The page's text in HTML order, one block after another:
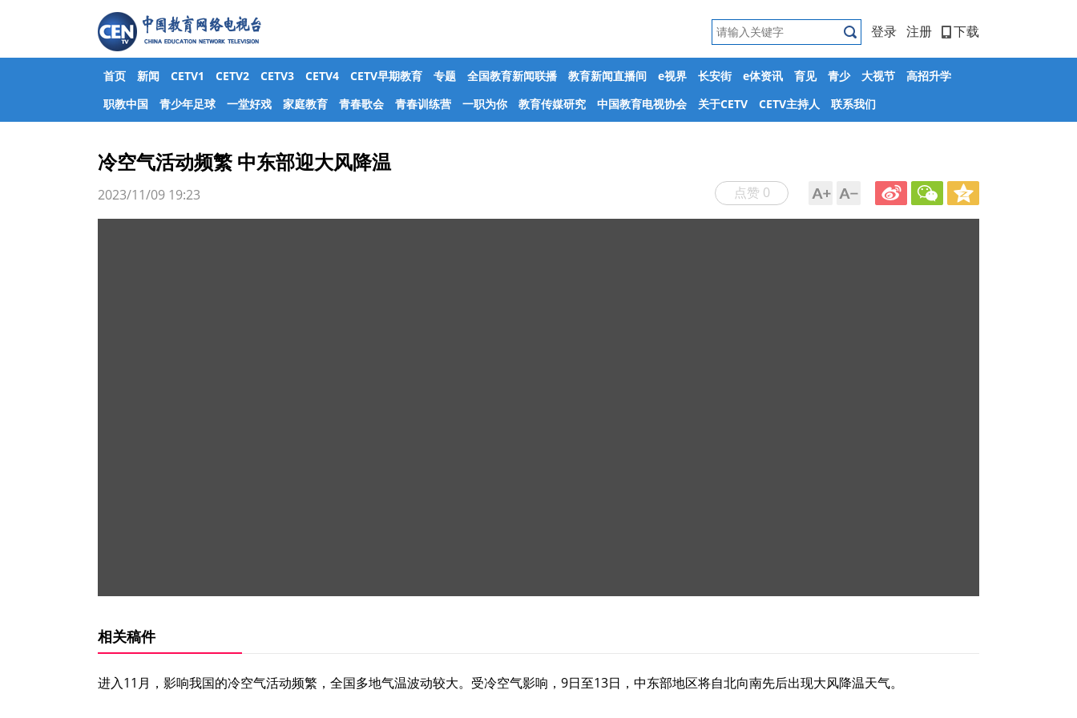
登录 注册 下载
首页 新闻 CETV1 CETV2 CETV3 CETV4 CETV早期教育 专题 全国教育新闻联播 教育新闻直播间 e视界 长安街 e体资讯 育见 青少 大视节
高招升学
职教中国
青少年足球 一堂好戏 家庭教育 青春歌会 青春训练营 一职为你 教育传媒研究 中国教育电视协会 关于CETV CETV主持人 联系我们
冷空气活动频繁 中东部迎大风降温
点赞 0
2023/11/09 19:23
相关稿件
进入11月，影响我国的冷空气活动频繁，全国多地气温波动较大。受冷空气影响，9日至13日，中东部地区将自北向南先后出现大风降温天气。